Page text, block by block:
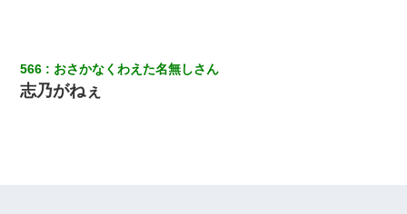
で両親に全部話した。
566 おさかなくわえた名無しさん
志乃がねぇ